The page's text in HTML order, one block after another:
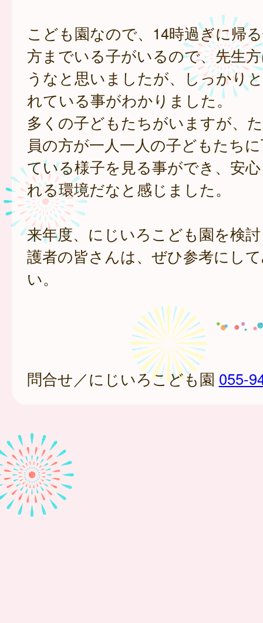
こども園なので、14時過ぎに帰
方までいる子がいるので、先生
うなと思いましたが、しっかり
れている事がわかりました。
多くの子どもたちがいますが、
員の方が一人一人の子どもたち
ている様子を見る事ができ、安
れる環境だなと感じました。
来年度、にじいろこども園を検
護者の皆さんは、ぜひ参考にし
い。
問合せ／にじいろこども園 055-